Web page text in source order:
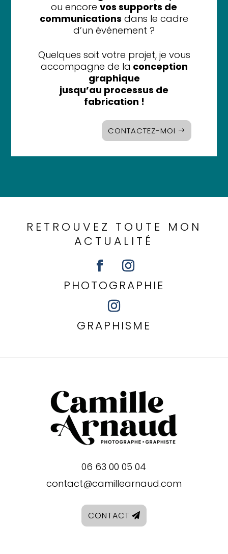
ou encore vos supports de
communications dans le cadre
d’un événement ?
Quelques soit votre projet, je vous
accompagne de la conception
graphique
jusqu’au processus de
fabrication !
CONTACTEZ-MOI
RETROUVEZ TOUTE MON
ACTUALITÉ
PHOTOGRAPHIE
GRAPHISME
06 63 00 05 04
contact@camillearnaud.com
CONTACT